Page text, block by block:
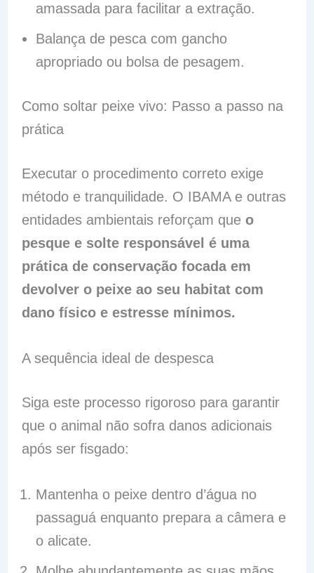
amassada para facilitar a extração.
Balança de pesca com gancho
apropriado ou bolsa de pesagem.
Como soltar peixe vivo: Passo a passo na
prática
Executar o procedimento correto exige
método e tranquilidade. O IBAMA e outras
entidades ambientais reforçam que o
pesque e solte responsável é uma
prática de conservação focada em
devolver o peixe ao seu habitat com
dano físico e estresse mínimos.
A sequência ideal de despesca
Siga este processo rigoroso para garantir
que o animal não sofra danos adicionais
após ser fisgado:
Mantenha o peixe dentro d’água no
passaguá enquanto prepara a câmera e
o alicate.